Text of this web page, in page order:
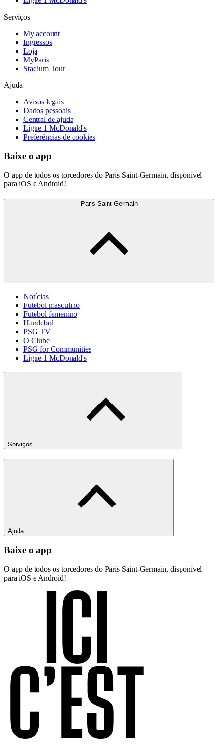
Serviços
My account
Ingressos
Loja
MyParis
Stadium Tour
Ajuda
Avisos legais
Dados pessoais
Central de ajuda
Ligue 1 McDonald's
Preferências de cookies
Baixe o app
O app de todos os torcedores do Paris Saint-Germain, disponível
para iOS e Android!
Paris Saint-Germain
Notícias
Futebol masculino
Futebol femenino
Handebol
PSG TV
O Clube
PSG for Communities
Ligue 1 McDonald's
Serviços
Ajuda
Baixe o app
O app de todos os torcedores do Paris Saint-Germain, disponível
para iOS e Android!